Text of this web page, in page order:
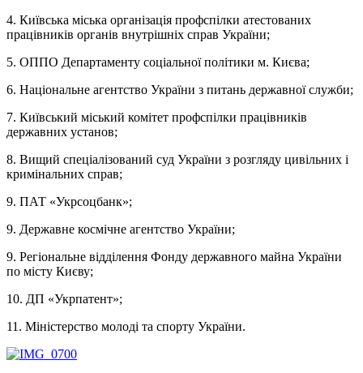
4. Київська міська організація профспілки атестованих
працівників органів внутрішніх справ України;
5. ОППО Департаменту соціальної політики м. Києва;
6. Національне агентство України з питань державної служби;
7. Київський міський комітет профспілки працівників
державних установ;
8. Вищий спеціалізований суд України з розгляду цивільних і
кримінальних справ;
9. ПАТ «Укрсоцбанк»;
9. Державне космічне агентство України;
9. Регіональне відділення Фонду державного майна України
по місту Києву;
10. ДП «Укрпатент»;
11. Міністерство молоді та спорту України.